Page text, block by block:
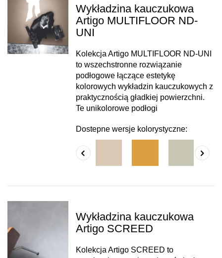
Wykładzina kauczukowa
Artigo MULTIFLOOR ND-
UNI
Kolekcja Artigo MULTIFLOOR ND-UNI
to wszechstronne rozwiązanie
podłogowe łączące estetykę
kolorowych wykładzin kauczukowych z
praktycznością gładkiej powierzchni.
Te unikolorowe podłogi
Dostepne wersje kolorystyczne:
Wykładzina kauczukowa
Artigo SCREED
Kolekcja Artigo SCREED to